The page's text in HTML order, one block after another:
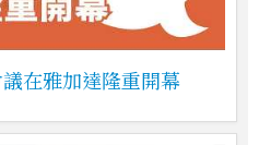
議在雅加達隆重開幕